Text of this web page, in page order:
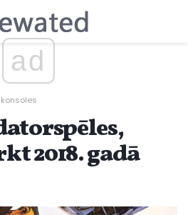
ad
2018. gadā